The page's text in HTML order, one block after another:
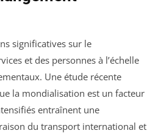
significatives sur le
et des personnes à l’échelle
Une étude récente
la mondialisation est un facteur
entraînent une
du transport international et